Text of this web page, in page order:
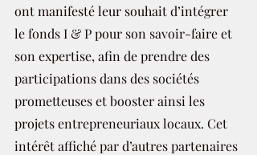
ont manifesté leur souhait d’intégrer
le fonds I & P pour son savoir-faire et
son expertise, afin de prendre des
participations dans des sociétés
prometteuses et booster ainsi les
projets entrepreneuriaux locaux. Cet
intérêt affiché par d’autres partenaires